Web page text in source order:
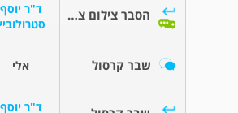
הסבר צילום צפיפות עצם
ד"ר יוסף
שבר קרסול אלי
ד"ר יוסף